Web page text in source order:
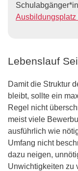
Ausbildungsplatz
Lebenslauf
Damit die Struktur
bleibt, sollte ein
Regel nicht
meist viele
ausführlich wie
Umfang nicht
dazu neigen,
Unwichtigkeiten zu